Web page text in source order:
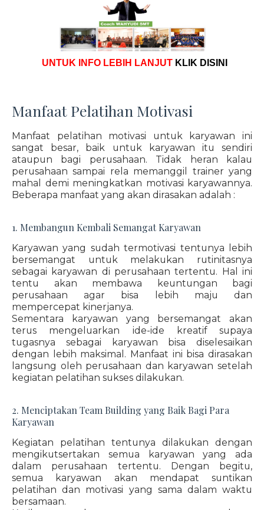
UNTUK INFO LEBIH LANJUT KLIK DISINI
Manfaat Pelatihan Motivasi
Manfaat pelatihan motivasi untuk karyawan ini
sangat besar, baik untuk karyawan itu sendiri
ataupun bagi perusahaan. Tidak heran kalau
perusahaan sampai rela memanggil trainer yang
mahal demi meningkatkan motivasi karyawannya.
Beberapa manfaat yang akan dirasakan adalah :
1. Membangun Kembali Semangat Karyawan
Karyawan yang sudah termotivasi tentunya lebih
bersemangat untuk melakukan rutinitasnya
sebagai karyawan di perusahaan tertentu. Hal ini
tentu akan membawa keuntungan bagi
perusahaan agar bisa lebih maju dan
mempercepat kinerjanya.
Sementara karyawan yang bersemangat akan
terus mengeluarkan ide-ide kreatif supaya
tugasnya sebagai karyawan bisa diselesaikan
dengan lebih maksimal. Manfaat ini bisa dirasakan
langsung oleh perusahaan dan karyawan setelah
kegiatan pelatihan sukses dilakukan.
2. Menciptakan Team Building yang Baik Bagi Para
Karyawan
Kegiatan pelatihan tentunya dilakukan dengan
mengikutsertakan semua karyawan yang ada
dalam perusahaan tertentu. Dengan begitu,
semua karyawan akan mendapat suntikan
pelatihan dan motivasi yang sama dalam waktu
bersamaan.